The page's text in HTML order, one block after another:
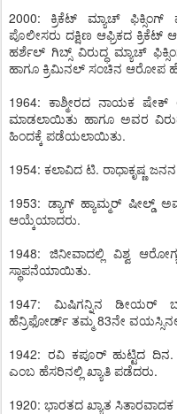
2000: ಕ್ರಿಕೆಟ್ ಮ್ಯಾಚ್ ಫಿಕ್ಸಿಂಗ್
ಪೊಲೀಸರು ದಕ್ಷಿಣ ಆಫ್ರಿಕದ ಕ್ರಿಕೆಟ್
ಹರ್ಶೆಲ್ ಗಿಬ್ಸ್ ವಿರುದ್ಧ ಮ್ಯಾಚ್
ಹಾಗೂ ಕ್ರಿಮಿನಲ್ ಸಂಚಿನ ಆರೋಪ
1964: ಕಾಶ್ಮೀರದ ನಾಯಕ
ಮಾಡಲಾಯಿತು ಹಾಗೂ ಅವರ ವಿರುದ್ಧ
ಹಿಂದಕ್ಕೆ ಪಡೆಯಲಾಯಿತು.
1954: ಕಲಾವಿದ ಟಿ. ರಾಧಾಕೃಷ್ಣ
1953: ಡ್ಯಾಗ್ ಹ್ಯಾಮ್ಮರ್ ಷೀಲ್ಡ್
ಆಯ್ಕೆಯಾದರು.
1948: ಜಿನೀವಾದಲ್ಲಿ ವಿಶ್ವ
ಸ್ಥಾಪನೆಯಾಯಿತು.
1947: ಮಿಷಿಗನ್ನಿನ ಡೀಯರ್
ಹೆನ್ರಿಫೋರ್ಡ್ ತಮ್ಮ 83ನೇ
1942: ರವಿ ಕಪೂರ್ ಹುಟ್ಟಿದ
ಎಂಬ ಹೆಸರಿನಲ್ಲಿ ಖ್ಯಾತಿ ಪಡೆದರು.
1920: ಭಾರತದ ಖ್ಯಾತ